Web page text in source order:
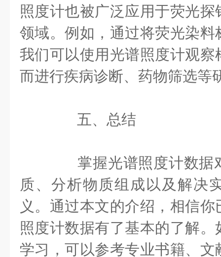
照度计也被广泛应用于荧光
领域。例如，通过将荧光染
我们可以使用光谱照度计观
而进行疾病诊断、药物筛选等
五、总结
掌握光谱照度计数据
质、分析物质组成以及解决
义。通过本文的介绍，相信
照度计数据有了基本的了解
学习，可以参考专业书籍、